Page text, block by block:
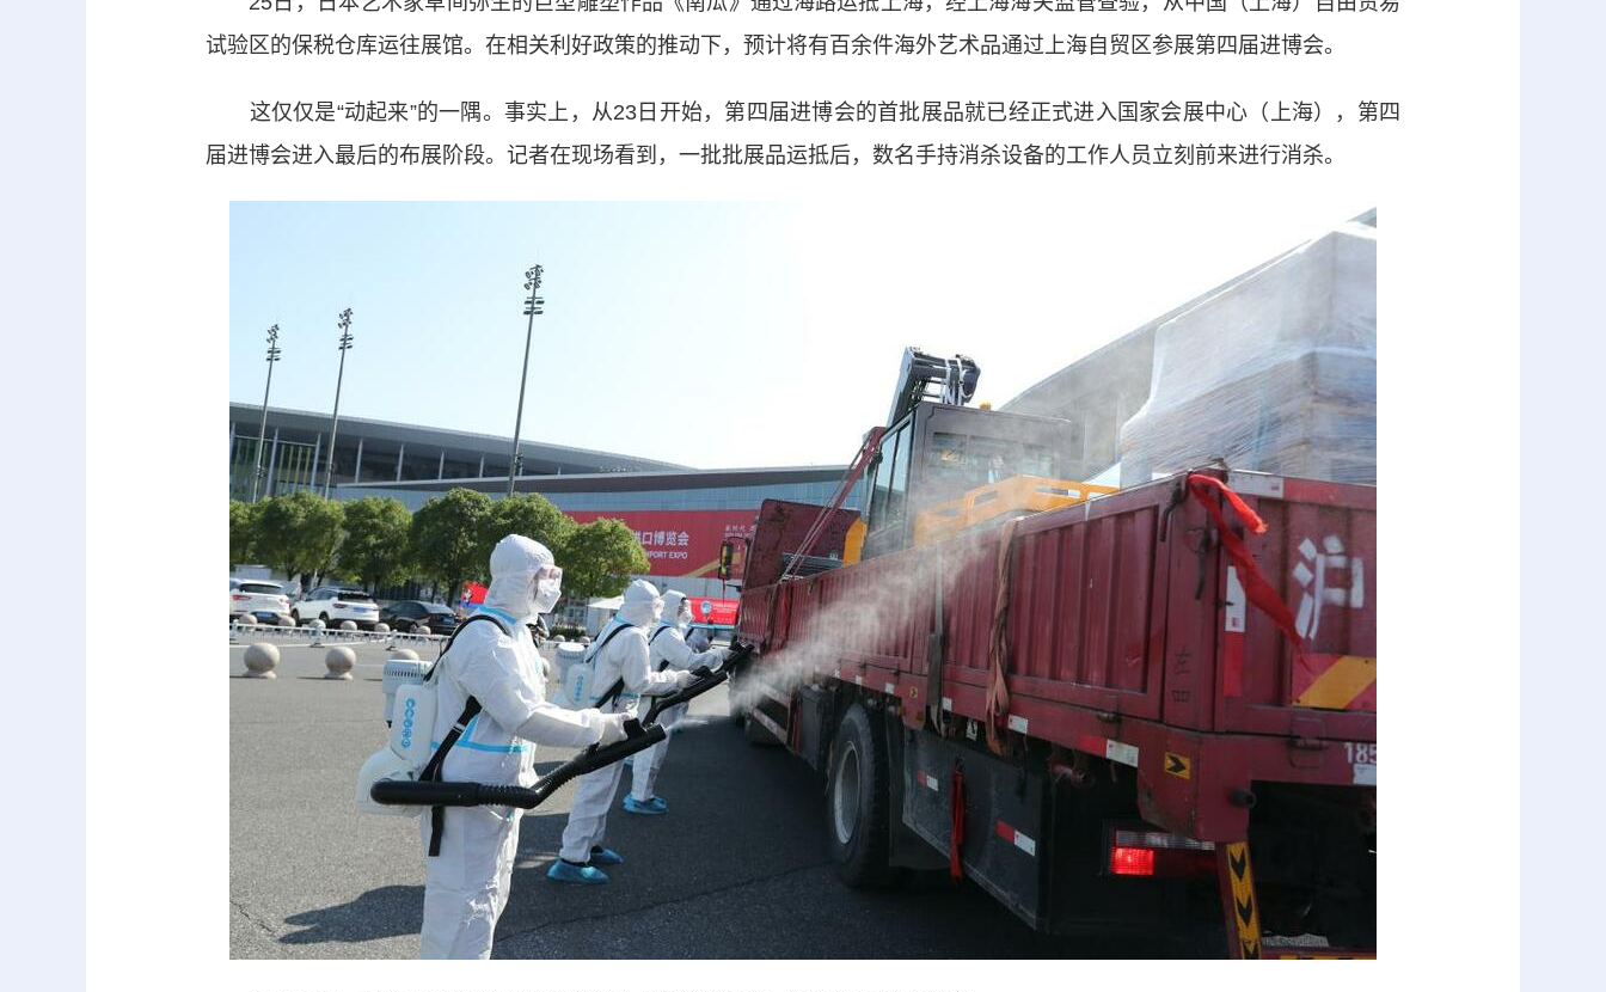
试验区的保税仓库运往展馆。在相关利好政策的推动下，预计将有百余件海外艺术品通过上海自贸区参展第四届进博会。
这仅仅是“动起来”的一隅。事实上，从23日开始，第四届进博会的首批展品就已经正式进入国家会展中心（上海），第四
届进博会进入最后的布展阶段。记者在现场看到，一批批展品运抵后，数名手持消杀设备的工作人员立刻前来进行消杀。